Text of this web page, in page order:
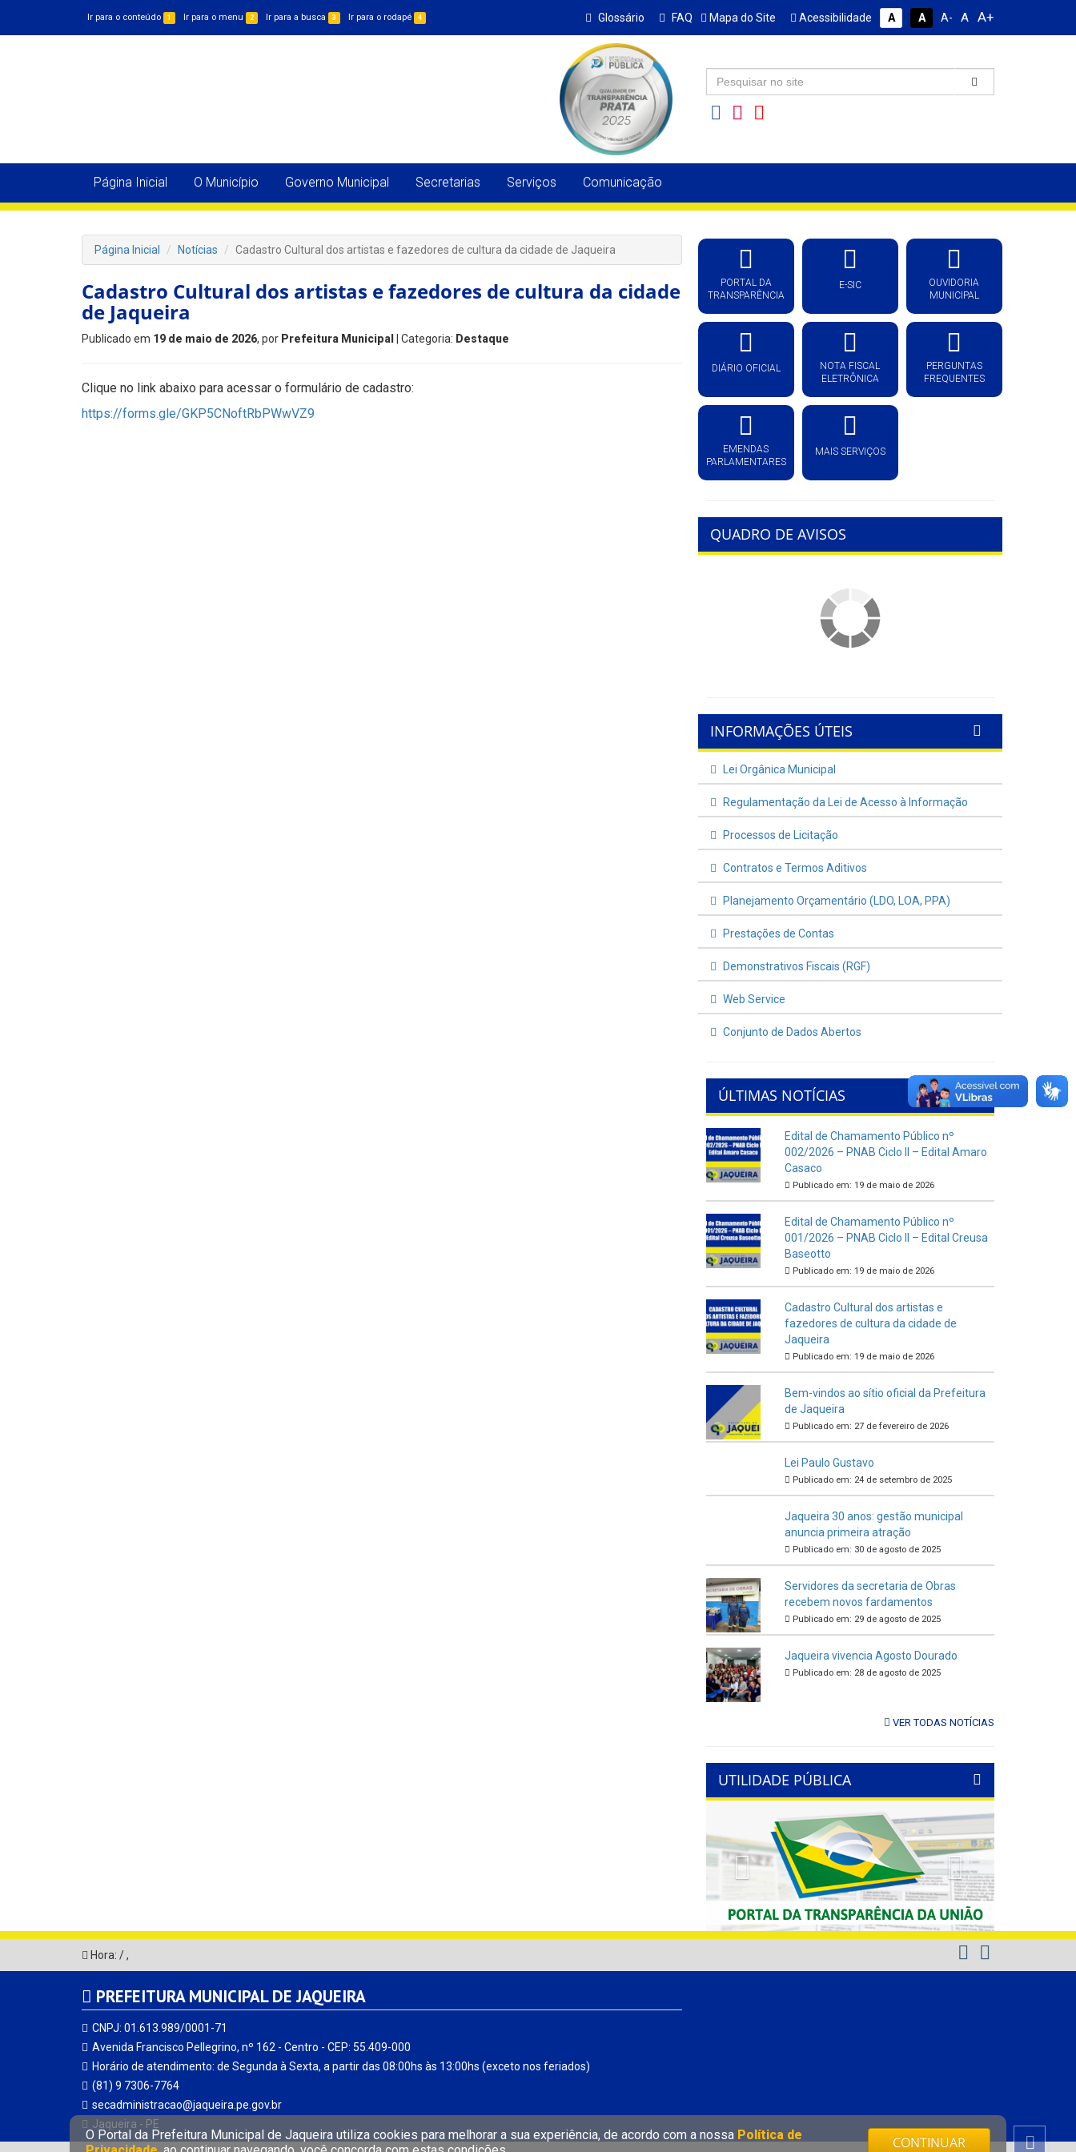
Ir para o conteúdo 1 Ir para o menu 2 Ir para a busca 3 Ir para o rodapé 4 Glossário FAQ Mapa do Site Acessibilidade A A A- A A+
Página Inicial O Município Governo Municipal Secretarias Serviços Comunicação
Página Inicial Notícias Cadastro Cultural dos artistas e fazedores de cultura da cidade de Jaqueira
Cadastro Cultural dos artistas e fazedores de cultura da cidade
de Jaqueira
Publicado em 19 de maio de 2026, por Prefeitura Municipal | Categoria: Destaque
Clique no link abaixo para acessar o formulário de cadastro:
https://forms.gle/GKP5CNoftRbPWwVZ9
PORTAL DA
TRANSPARÊNCIA
E-SIC
OUVIDORIA
MUNICIPAL
DIÁRIO OFICIAL
NOTA FISCAL
ELETRÔNICA
PERGUNTAS
FREQUENTES
EMENDAS
PARLAMENTARES
MAIS SERVIÇOS
QUADRO DE AVISOS
INFORMAÇÕES ÚTEIS
Lei Orgânica Municipal
Regulamentação da Lei de Acesso à Informação
Processos de Licitação
Contratos e Termos Aditivos
Planejamento Orçamentário (LDO, LOA, PPA)
Prestações de Contas
Demonstrativos Fiscais (RGF)
Web Service
Conjunto de Dados Abertos
ÚLTIMAS NOTÍCIAS
Edital de Chamamento Público nº
002/2026 – PNAB Ciclo II – Edital Amaro
Casaco
Publicado em: 19 de maio de 2026
Edital de Chamamento Público nº
001/2026 – PNAB Ciclo II – Edital Creusa
Baseotto
Publicado em: 19 de maio de 2026
Cadastro Cultural dos artistas e
fazedores de cultura da cidade de
Jaqueira
Publicado em: 19 de maio de 2026
Bem-vindos ao sítio oficial da Prefeitura
de Jaqueira
Publicado em: 27 de fevereiro de 2026
Lei Paulo Gustavo
Publicado em: 24 de setembro de 2025
Jaqueira 30 anos: gestão municipal
anuncia primeira atração
Publicado em: 30 de agosto de 2025
Servidores da secretaria de Obras
recebem novos fardamentos
Publicado em: 29 de agosto de 2025
Jaqueira vivencia Agosto Dourado
Publicado em: 28 de agosto de 2025
VER TODAS NOTÍCIAS
UTILIDADE PÚBLICA
Previous Next
Hora: /,
PREFEITURA MUNICIPAL DE JAQUEIRA
CNPJ: 01.613.989/0001-71
Avenida Francisco Pellegrino, nº 162 - Centro - CEP: 55.409-000
Horário de atendimento: de Segunda à Sexta, a partir das 08:00hs às 13:00hs (exceto nos feriados)
(81) 9 7306-7764
secadministracao@jaqueira.pe.gov.br
Jaqueira - PE
O Portal da Prefeitura Municipal de Jaqueira utiliza cookies para melhorar a sua experiência, de acordo com a nossa Política de
CONTINUAR